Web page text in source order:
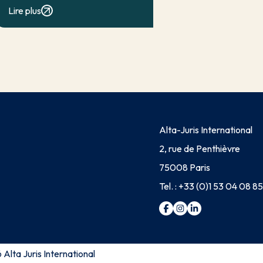
Lorsqu’elle a contribué à la
Lire plus
Alta-Juris International
2, rue de Penthièvre
75008 Paris
Tel. : +33 (0)1 53 04 08 85
Juris International